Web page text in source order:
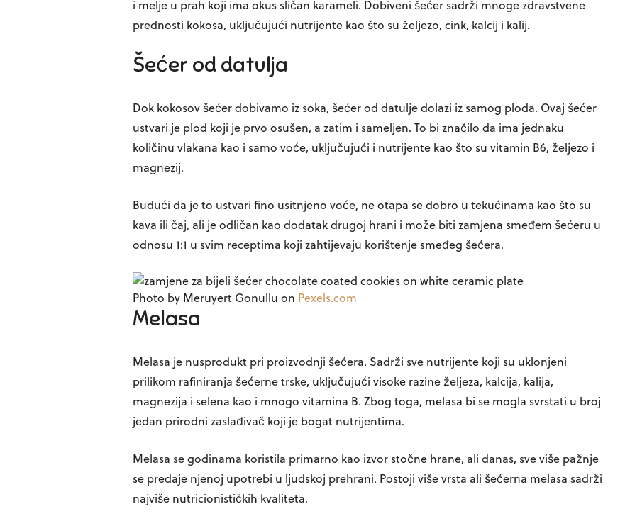
i melje u prah koji ima okus sličan karameli. Dobiveni šećer sadrži mnoge zdravstvene
prednosti kokosa, uključujući nutrijente kao što su željezo, cink, kalcij i kalij.
Šećer od datulja
Dok kokosov šećer dobivamo iz soka, šećer od datulje dolazi iz samog ploda. Ovaj šećer
ustvari je plod koji je prvo osušen, a zatim i sameljen. To bi značilo da ima jednaku
količinu vlakana kao i samo voće, uključujući i nutrijente kao što su vitamin B6, željezo i
magnezij.
Budući da je to ustvari fino usitnjeno voće, ne otapa se dobro u tekućinama kao što su
kava ili čaj, ali je odličan kao dodatak drugoj hrani i može biti zamjena smeđem šećeru u
odnosu 1:1 u svim receptima koji zahtijevaju korištenje smeđeg šećera.
Photo by Meruyert Gonullu on Pexels.com
Melasa
Melasa je nusprodukt pri proizvodnji šećera. Sadrži sve nutrijente koji su uklonjeni
prilikom rafiniranja šećerne trske, uključujući visoke razine željeza, kalcija, kalija,
magnezija i selena kao i mnogo vitamina B. Zbog toga, melasa bi se mogla svrstati u broj
jedan prirodni zaslađivač koji je bogat nutrijentima.
Melasa se godinama koristila primarno kao izvor stočne hrane, ali danas, sve više pažnje
se predaje njenoj upotrebi u ljudskoj prehrani. Postoji više vrsta ali šećerna melasa sadrži
najviše nutricionističkih kvaliteta.